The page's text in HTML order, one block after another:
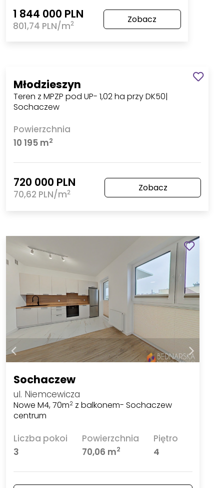
1 844 000 PLN
801,74 PLN/m2 Zobacz
Młodzieszyn
Teren z MPZP pod UP- 1,02 ha przy DK50|
Sochaczew
Powierzchnia
10 195 m2
720 000 PLN
70,62 PLN/m2 Zobacz
Sochaczew
ul. Niemcewicza
Nowe M4, 70m2 z balkonem- Sochaczew
centrum
Liczba pokoi
3
Powierzchnia
70,06 m2
Piętro
4